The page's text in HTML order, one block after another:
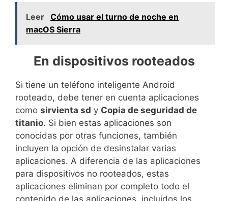
Leer Cómo usar el turno de noche en
macOS Sierra
En dispositivos rooteados
Si tiene un teléfono inteligente Android
rooteado, debe tener en cuenta aplicaciones
como sirvienta sd y Copia de seguridad de
titanio. Si bien estas aplicaciones son
conocidas por otras funciones, también
incluyen la opción de desinstalar varias
aplicaciones. A diferencia de las aplicaciones
para dispositivos no rooteados, estas
aplicaciones eliminan por completo todo el